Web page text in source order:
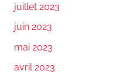
juillet 2023
juin 2023
mai 2023
avril 2023